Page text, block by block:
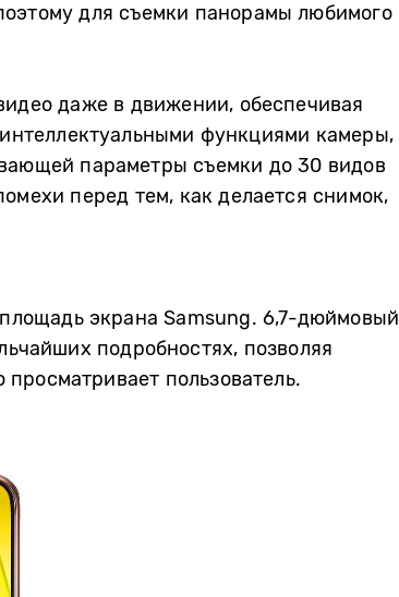
для съемки панорамы любимого
даже в движении, обеспечивая
функциями камеры,
параметры съемки до 30 видов
перед тем, как делается снимок,
экрана Samsung. 6,7-дюймовый
подробностях, позволяя
пользователь.